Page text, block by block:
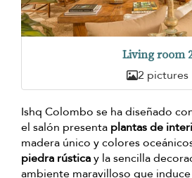
Living room
2 pictures
Ishq Colombo se ha diseñado
el salón presenta plantas de
madera único y colores
piedra rústicay la sencilla
ambiente maravilloso que induce